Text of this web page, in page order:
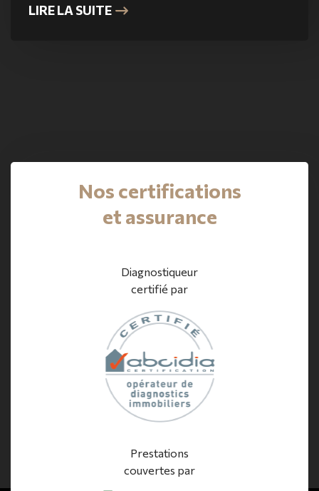
LIRE LA SUITE
Nos certifications
et assurance
Diagnostiqueur
certifié par
Prestations
couvertes par